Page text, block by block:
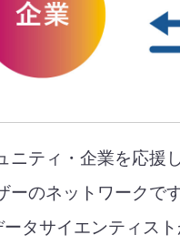
ニティ・企業を応
のネットワークです
タサイエンティス